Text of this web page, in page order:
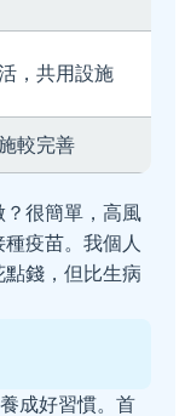
，共用設施
較完善
很簡單，高風
疫苗。我個人
錢，但比生病
成好習慣。首